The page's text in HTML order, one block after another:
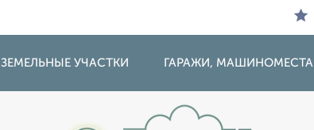
ЗЕМЕЛЬНЫЕ УЧАСТКИ ГАРАЖИ, МАШИНОМЕСТА